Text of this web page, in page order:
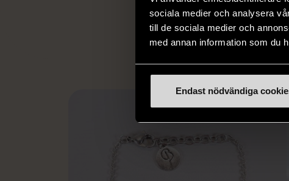
sociala medier och analysera
till de sociala medier och
med annan information som du
Endast nödvändiga
utanför
eller annat